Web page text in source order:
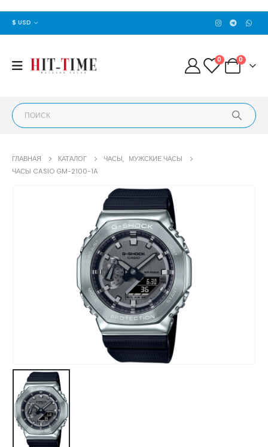
$ USD
0 0
ГЛАВНАЯ КАТАЛОГ ЧАСЫ, МУЖСКИЕ ЧАСЫ
ЧАСЫ CASIO GM-2100-1A